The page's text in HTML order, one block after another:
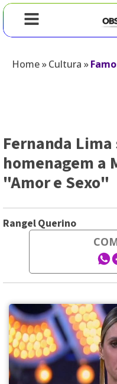
Home»Cultura »
Fernanda
homenagem a
"Amor e Sexo"
Rangel Querino